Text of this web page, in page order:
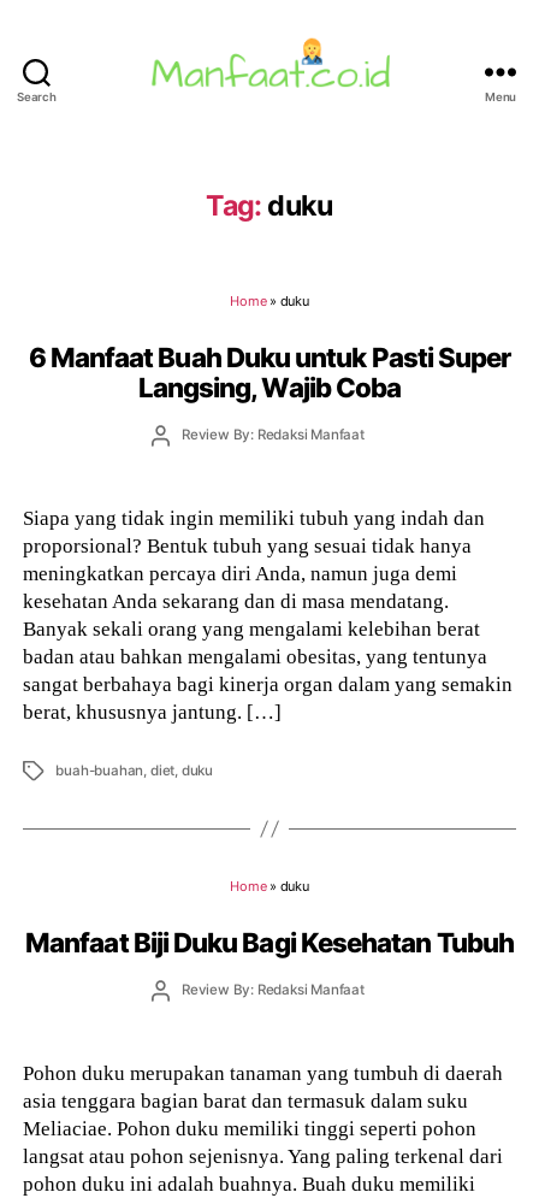
Search Menu
Tag: duku
Home» duku
6 Manfaat Buah Duku untuk Pasti Super
Langsing, Wajib Coba
PostReview By: Redaksi Manfaat
Siapa yang tidak ingin memiliki tubuh yang indah dan
proporsional? Bentuk tubuh yang sesuai tidak hanya
meningkatkan percaya diri Anda, namun juga demi
kesehatan Anda sekarang dan di masa mendatang.
Banyak sekali orang yang mengalami kelebihan berat
badan atau bahkan mengalami obesitas, yang tentunya
sangat berbahaya bagi kinerja organ dalam yang semakin
berat, khususnya jantung. […]
Tags buah-buahan, diet, duku
Home» duku
Manfaat Biji Duku Bagi Kesehatan Tubuh
PostReview By: Redaksi Manfaat
Pohon duku merupakan tanaman yang tumbuh di daerah
asia tenggara bagian barat dan termasuk dalam suku
Meliaciae. Pohon duku memiliki tinggi seperti pohon
langsat atau pohon sejenisnya. Yang paling terkenal dari
pohon duku ini adalah buahnya. Buah duku memiliki